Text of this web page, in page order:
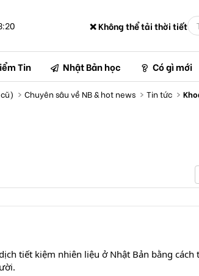
❌ Không thể tải thời tiết
Tin Nhật Bản học Có gì mới
Chuyên sâu về NB & hot news Tin tức
tiết kiệm nhiên liệu ở Nhật Bản bằng cách